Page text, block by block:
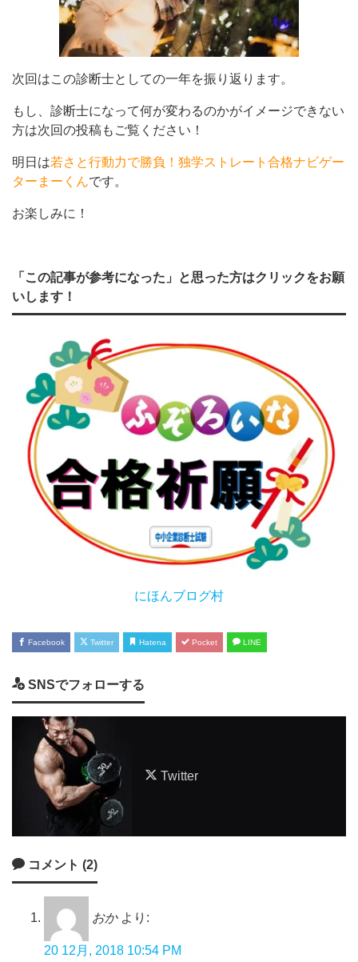
次回はこの診断士としての一年を振り返ります。
もし、診断士になって何が変わるのかがイメージできない
方は次回の投稿もご覧ください！
明日は若さと行動力で勝負！独学ストレート合格ナビゲー
ターまーくんです。
お楽しみに！
「この記事が参考になった」と思った方はクリックをお願
いします！
にほんブログ村
Facebook Twitter Hatena Pocket LINE
SNSでフォローする
Twitter
コメント (2)
おか より:
20 12月, 2018 10:54 PM